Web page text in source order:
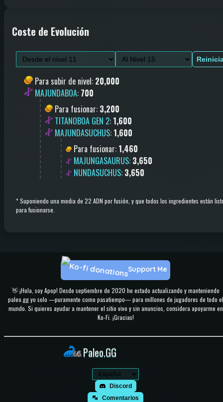
Coste de Evolución
Para subir de nivel: 20,000
MAJUNDABOA: 700
Para fusionar: 3,200
TITANOBOA GEN 2: 1,600
MAJUNDASUCHUS: 1,600
Para fusionar: 1,460
MAJUNGASAURUS: 3,650
NUNDASUCHUS: 3,650
*Suponiendo una media de 22 ADN por fusión, y que todos los ingredientes están
para fusionarse.
👋 ¡Hola, soy Apop! Desde septiembre de 2020 he estado actualizando y manteniendo
paleo.gg yo solo —puramente como pasatiempo— para millones de jugadores de todo el
mundo. Si quieres ayudar a mantener el sitio vivo y sin anuncios, considera apoyarme en
Ko-Fi. ¡Gracias!
Support Me
Paleo.GG
Discord
Comentarios